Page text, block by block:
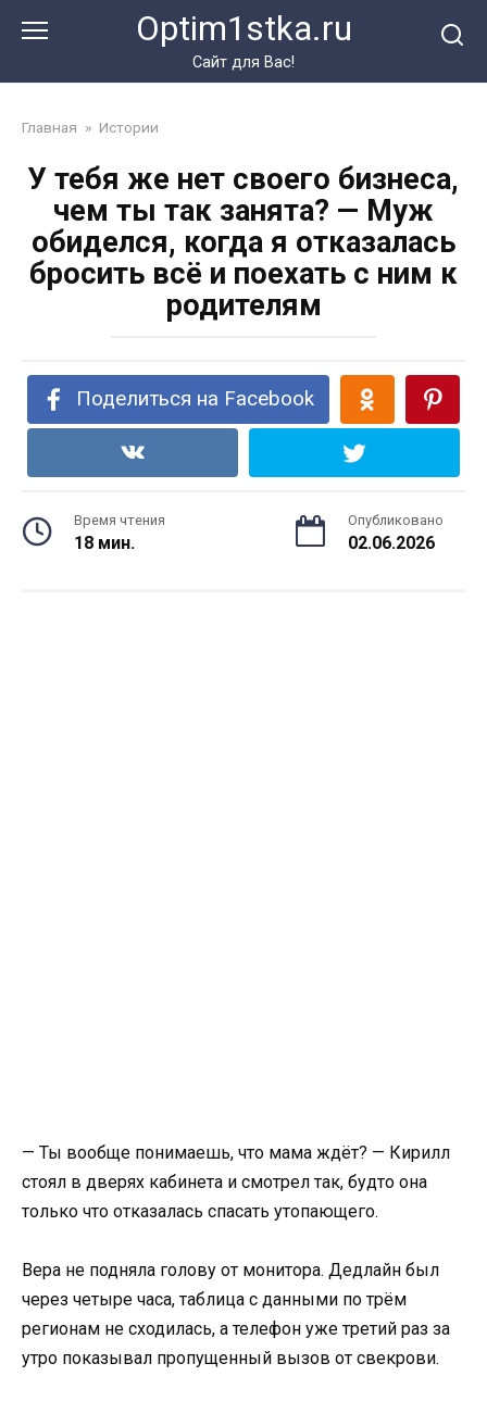
Optim1stka.ru
Сайт для Вас!
Главная » Истории
У тебя же нет своего бизнеса,
чем ты так занята? — Муж
обиделся, когда я отказалась
бросить всё и поехать с ним к
родителям
Поделиться на Facebook
Время чтения
18 мин.
Опубликовано
02.06.2026
— Ты вообще понимаешь, что мама ждёт? — Кирилл
стоял в дверях кабинета и смотрел так, будто она
только что отказалась спасать утопающего.
Вера не подняла голову от монитора. Дедлайн был
через четыре часа, таблица с данными по трём
регионам не сходилась, а телефон уже третий раз за
утро показывал пропущенный вызов от свекрови.